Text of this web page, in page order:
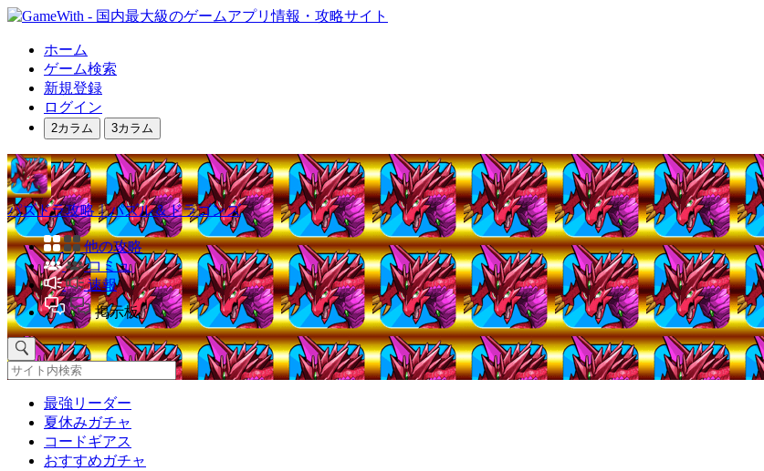
ホーム
ゲーム検索
新規登録
ログイン
2カラム 3カラム
パズドラ攻略｜パズル＆ドラゴンズ
他の攻略
コミュ
速報
掲示板
最強リーダー
夏休みガチャ
コードギアス
おすすめガチャ